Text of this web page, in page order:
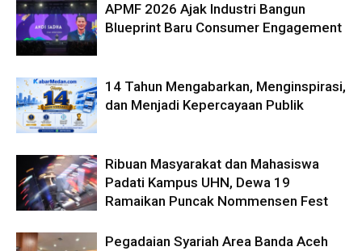
APMF 2026 Ajak Industri Bangun
Blueprint Baru Consumer Engagement
14 Tahun Mengabarkan, Menginspirasi,
dan Menjadi Kepercayaan Publik
Ribuan Masyarakat dan Mahasiswa
Padati Kampus UHN, Dewa 19
Ramaikan Puncak Nommensen Fest
Pegadaian Syariah Area Banda Aceh